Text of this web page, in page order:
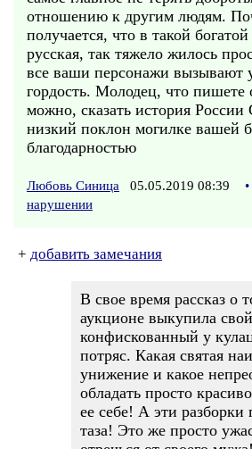
отношению к другим людям.
получается, что в такой
русская, так тяжело жилось
все ваши персонажи вызывают
гордость. Молодец, что пишете
можно, сказать история
низкий поклон могилке вашей
благодарностью
Любовь Синица 05.05.2019 08:39 •
нарушении
+ добавить замечания
В свое время рассказ о
аукционе выкупила
конфискованный у
потряс. Какая святая
унижение и какое
обладать просто
ее себе! А эти разборки
таза! Это же просто